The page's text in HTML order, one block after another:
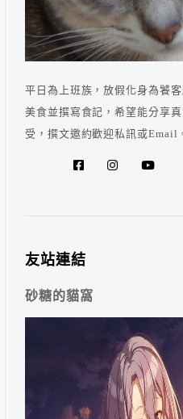
平日為上班族，放假化身為饕
美食並撰寫食記，希望能分享
受，撰文邀約歡迎私訊或Email
友站連結
砂糖的貓窩